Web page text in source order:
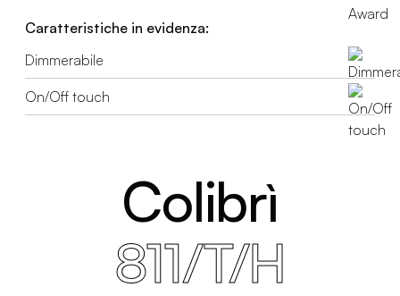
Caratteristiche in evidenza:
Dimmerabile
On/Off touch
Colibrì
811/T/H